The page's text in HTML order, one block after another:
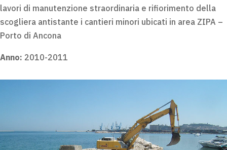
lavori di manutenzione straordinaria e rifiorimento della
scogliera antistante i cantieri minori ubicati in area ZIPA –
Porto di Ancona
Anno: 2010-2011